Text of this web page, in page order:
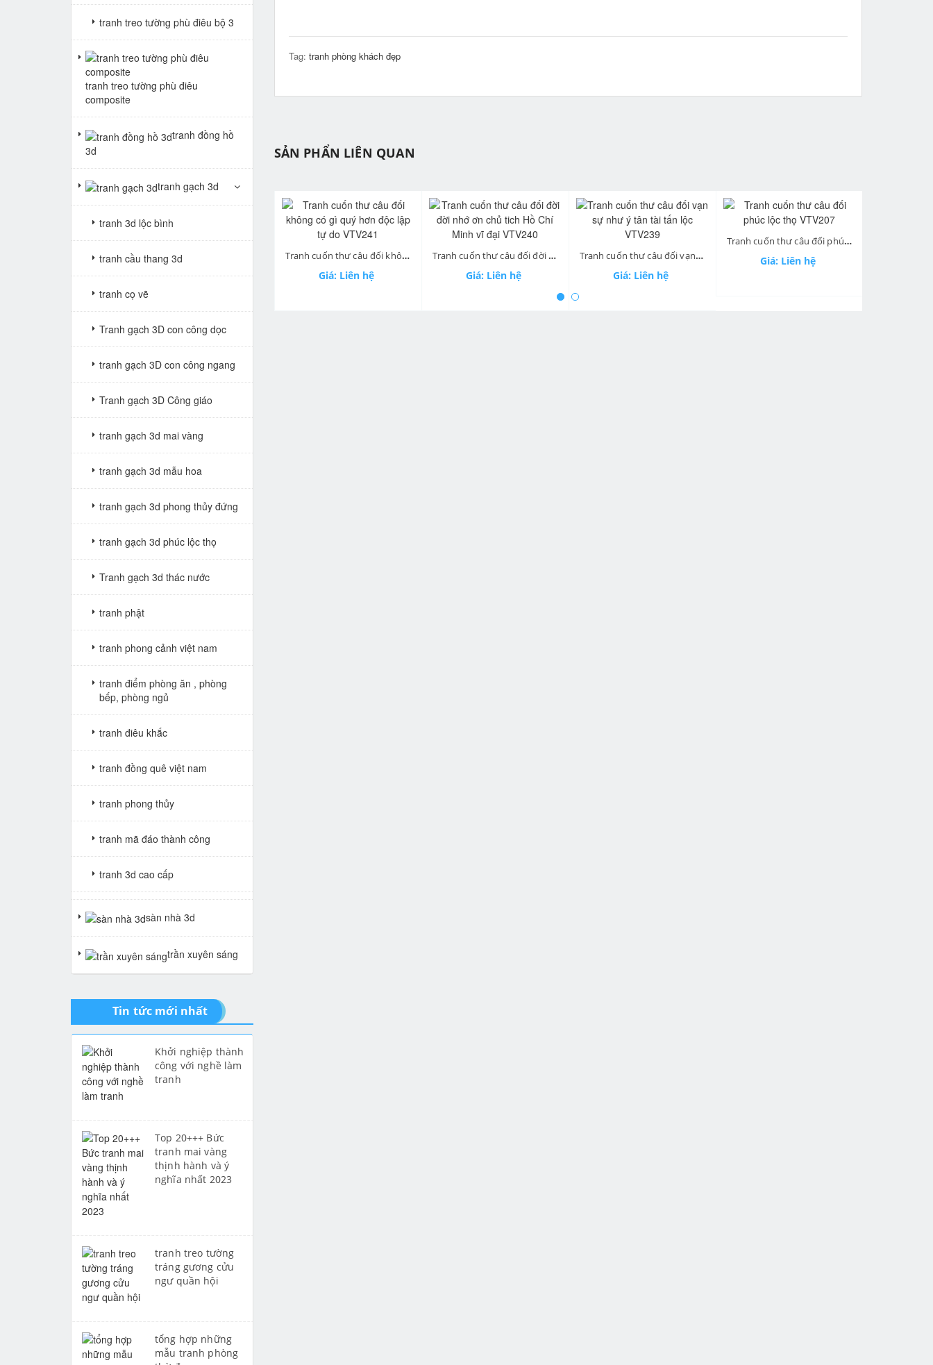
Tag: tranh phòng khách đẹp
SẢN PHẨN LIÊN QUAN
Tranh cuốn thư câu đối VTV38
Giá: Liên hệ Tranh cuốn thư câu đối không có gì quý hơn độc lập tự do VTV241
Giá: Liên hệ
Tranh cuốn thư câu đối đời đời nhớ ơn chủ tich Hồ Chí Minh vĩ đại VTV240
Giá: Liên hệ
Tranh cuốn thư câu đối vạn sự như ý tân tài tấn lộc VTV239
Giá: Liên hệ
Tranh cuốn thư câu đối phúc lộc thọ VTV207
Giá: Liên hệ
tranh treo tường phù điêu bộ 3
tranh treo tường phù điêu
composite
tranh đồng hồ
3d
tranh gạch 3d
tranh 3d lộc bình
tranh cầu thang 3d
tranh cọ vẽ
Tranh gạch 3D con công dọc
tranh gạch 3D con công ngang
Tranh gạch 3D Công giáo
tranh gạch 3d mai vàng
tranh gạch 3d mẫu hoa
tranh gạch 3d phong thủy đứng
tranh gạch 3d phúc lộc thọ
Tranh gạch 3d thác nước
tranh phật
tranh phong cảnh việt nam
tranh điểm phòng ăn , phòng
bếp, phòng ngủ
tranh điêu khắc
tranh đồng quê việt nam
tranh phong thủy
tranh mã đáo thành công
tranh 3d cao cấp
gió
tranh giả ngọc
sàn nhà 3d
trần xuyên sáng
Tin tức mới nhất
Khởi nghiệp thành
công với nghề làm
tranh
Top 20+++ Bức
tranh mai vàng
thịnh hành và ý
nghĩa nhất 2023
tranh treo tường
tráng gương cửu
ngư quần hội
tổng hợp những
mẫu tranh phòng